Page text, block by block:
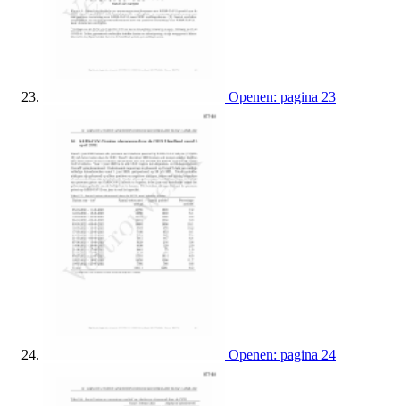
Openen: pagina 23
Openen: pagina 24